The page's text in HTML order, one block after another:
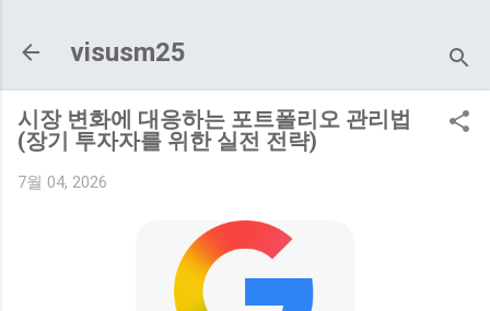
visusm25
시장 변화에 대응하는 포트폴리오 관리법
(장기 투자자를 위한 실전 전략)
7월 04, 2026